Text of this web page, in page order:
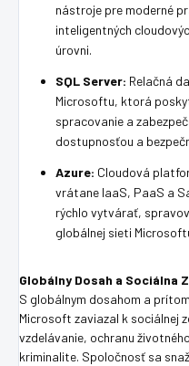
nástroje pre moderné
inteligentných
úrovni.
SQL Server: Relačná
Microsoftu, ktorá
spracovanie a
dostupnosťou a
Azure: Cloudová
vrátane IaaS, PaaS a
rýchlo vytvárať,
globálnej sieti
Globálny Dosah a Sociálna
S globálnym dosahom a
Microsoft zaviazal k sociálnej
vzdelávanie, ochranu
kriminalite. Spoločnosť sa